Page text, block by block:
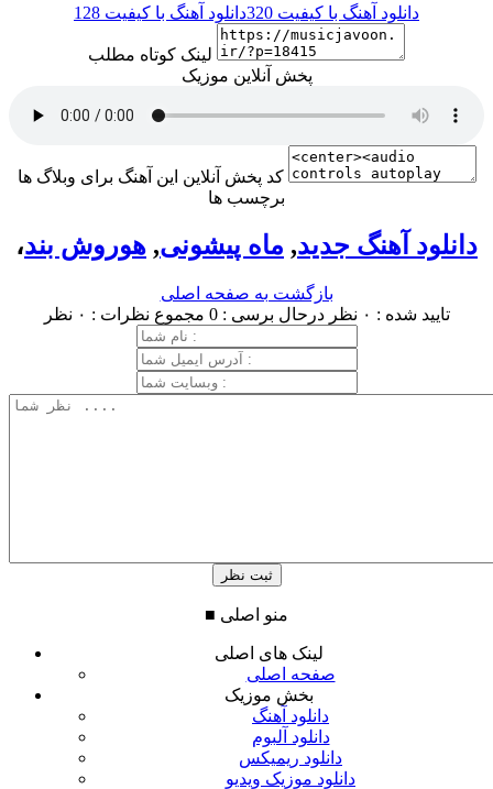
دانلود آهنگ با کیفیت 320 دانلود آهنگ با کیفیت 128
لینک کوتاه مطلب
پخش آنلاین موزیک
کد پخش آنلاین این آهنگ برای وبلاگ ها
برچسب ها
، دانلود آهنگ جدید, ماه پیشونی, هوروش بند
بازگشت به صفحه اصلی
تایید شده : ۰ نظر
درحال برسی : 0 مجموع نظرات : ۰ نظر
■ منو اصلی
لینک های اصلی
صفحه اصلی
بخش موزیک
دانلود آهنگ
دانلود آلبوم
دانلود ریمیکس
دانلود موزیک ویدیو